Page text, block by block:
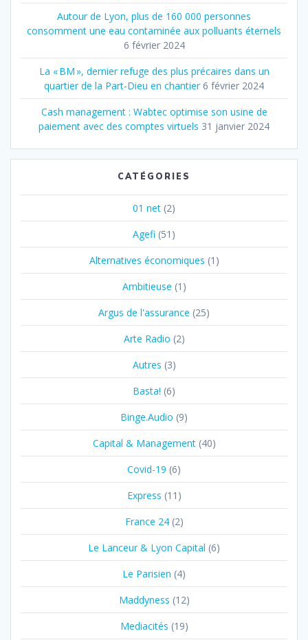
Autour de Lyon, plus de 160 000 personnes
consomment une eau contaminée aux polluants éternels
6 février 2024
La « BM », dernier refuge des plus précaires dans un
quartier de la Part‐Dieu en chantier 6 février 2024
Cash management : Wabtec optimise son usine de
paiement avec des comptes virtuels 31 janvier 2024
CATÉGORIES
01 net (2)
Agefi (51)
Alternatives économiques (1)
Ambitieuse (1)
Argus de l'assurance (25)
Arte Radio (2)
Autres (3)
Basta! (6)
Binge.Audio (9)
Capital & Management(40)
Covid-19 (6)
Express (11)
France 24(2)
Le Lanceur & Lyon Capital (6)
Le Parisien (4)
Maddyness (12)
Mediacités (19)